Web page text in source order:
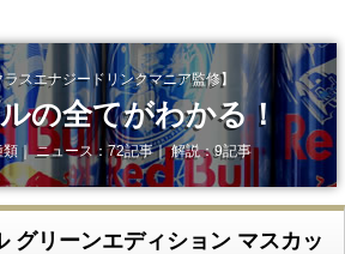
ラスエナジードリンクマニア監修】
の全てがわかる！
｜ ニュース：72記事｜ 解説：9記事
グリーンエディション マスカッ